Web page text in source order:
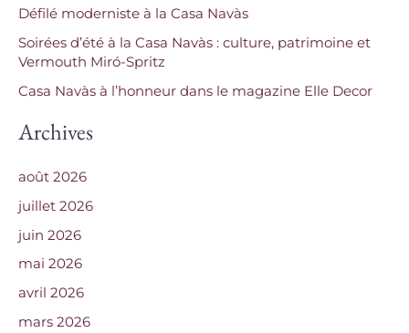
h
e
r
Défilé moderniste à la Casa Navàs
Soirées d’été à la Casa Navàs : culture, patrimoine et
Vermouth Miró-Spritz
Casa Navàs à l’honneur dans le magazine Elle Decor
Archives
août 2026
juillet 2026
juin 2026
mai 2026
avril 2026
mars 2026